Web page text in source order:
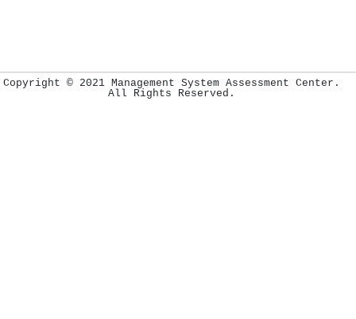
Copyright © 2021 Management System Assessment Center.
All Rights Reserved.